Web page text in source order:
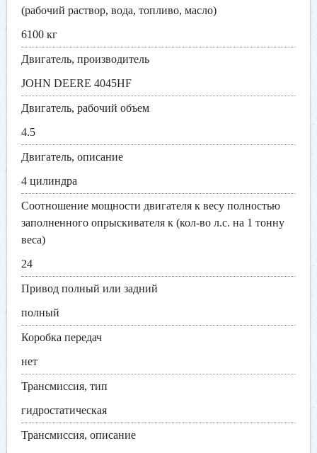
(рабочий раствор, вода, топливо, масло)
6100 кг
Двигатель, производитель
JOHN DEERE 4045HF
Двигатель, рабочий объем
4.5
Двигатель, описание
4 цилиндра
Соотношение мощности двигателя к весу полностью
заполненного опрыскивателя к (кол-во л.с. на 1 тонну
веса)
24
Привод полный или задний
полный
Коробка передач
нет
Трансмиссия, тип
гидростатическая
Трансмиссия, описание